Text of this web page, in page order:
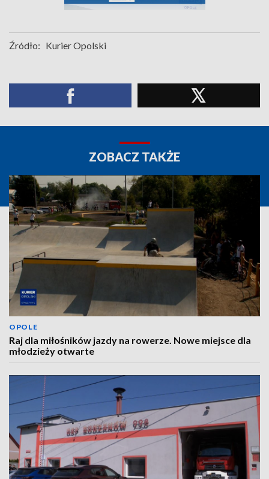
Źródło: Kurier Opolski
ZOBACZ TAKŻE
OPOLE
Raj dla miłośników jazdy na rowerze. Nowe miejsce dla
młodzieży otwarte